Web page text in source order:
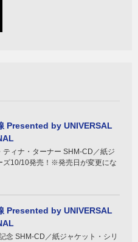
Presented by UNIVERSAL
ティナ・ターナー SHM-CD／紙ジ
ズ10/10発売！※発売日が変更にな
Presented by UNIVERSAL
念 SHM-CD／紙ジャケット・シリ